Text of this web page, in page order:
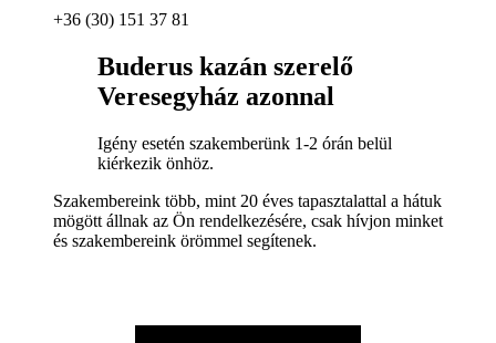
+36 (30) 151 37 81
Buderus kazán szerelő
Veresegyház azonnal
Igény esetén szakemberünk 1-2 órán belül
kiérkezik önhöz.
Szakembereink több, mint 20 éves tapasztalattal a hátuk
mögött állnak az Ön rendelkezésére, csak hívjon minket
és szakembereink örömmel segítenek.